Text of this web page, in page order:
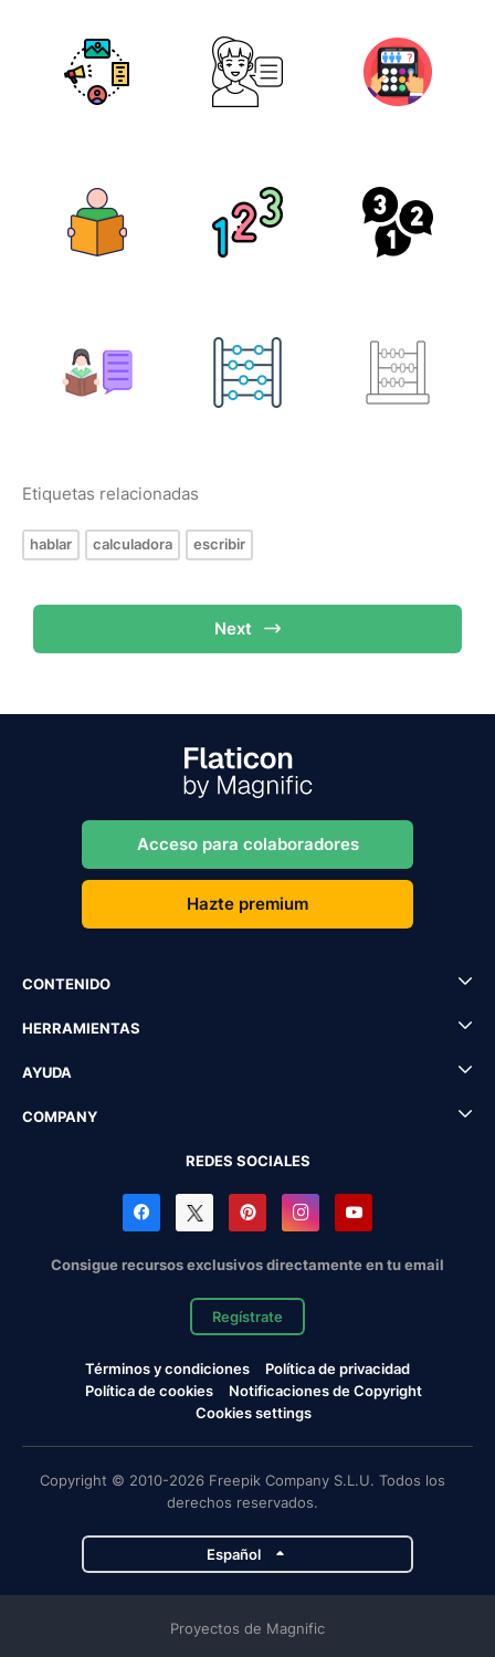
Etiquetas relacionadas
hablar calculadora escribir
Next
Acceso para colaboradores
Hazte premium
CONTENIDO
HERRAMIENTAS
AYUDA
COMPANY
REDES SOCIALES
Consigue recursos exclusivos directamente en tu email
Regístrate
Términos y condiciones
Política de privacidad
Política de cookies
Notificaciones de Copyright
Cookies settings
Copyright © 2010-2026 Freepik Company S.L.U. Todos los
derechos reservados.
Español
Proyectos de Magnific